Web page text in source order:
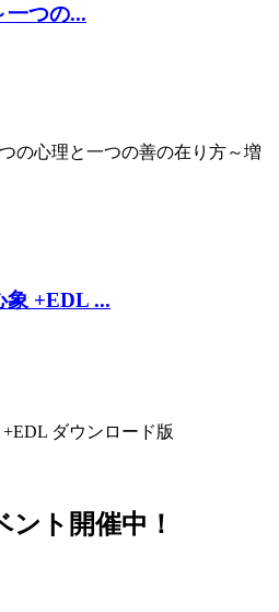
一つの...
の心理と一つの善の在り方～増
+EDL ...
ダウンロード版
ト開催中！